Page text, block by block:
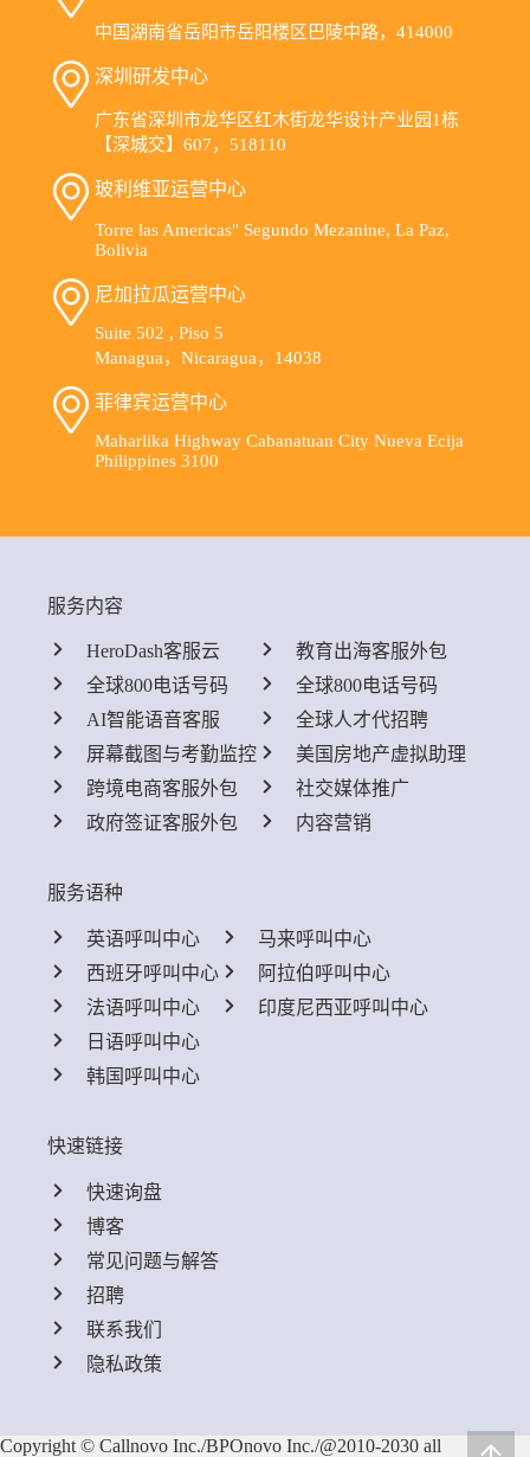
中国湖南省岳阳市岳阳楼区巴陵中路，414000
深圳研发中心
广东省深圳市龙华区红木街龙华设计产业园1栋
【深城交】607，518110
玻利维亚运营中心
Torre las Americas" Segundo Mezanine, La Paz,
Bolivia
尼加拉瓜运营中心
Suite 502 , Piso 5
Managua，Nicaragua，14038
菲律宾运营中心
Maharlika Highway Cabanatuan City Nueva Ecija
Philippines 3100
服务内容
HeroDash客服云
全球800电话号码
AI智能语音客服
屏幕截图与考勤监控
跨境电商客服外包
政府签证客服外包
教育出海客服外包
全球800电话号码
全球人才代招聘
美国房地产虚拟助理
社交媒体推广
内容营销
服务语种
英语呼叫中心
西班牙呼叫中心
法语呼叫中心
日语呼叫中心
韩国呼叫中心
马来呼叫中心
阿拉伯呼叫中心
印度尼西亚呼叫中心
快速链接
快速询盘
博客
常见问题与解答
招聘
联系我们
隐私政策
Copyright © Callnovo Inc./BPOnovo Inc./@2010-2030 all